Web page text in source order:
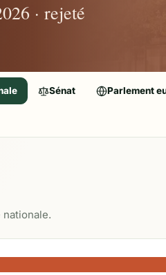
· rejeté
Sénat Parlement